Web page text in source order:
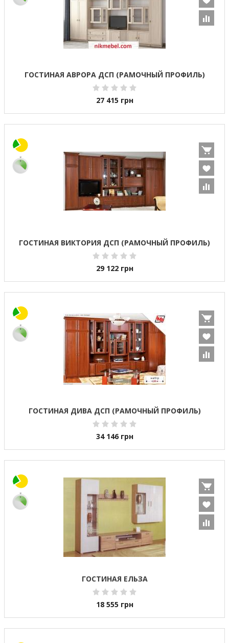
ГОСТИНАЯ АВРОРА ДСП (РАМОЧНЫЙ ПРОФИЛЬ)
27 415 грн
ГОСТИНАЯ ВИКТОРИЯ ДСП (РАМОЧНЫЙ ПРОФИЛЬ)
29 122 грн
ГОСТИНАЯ ДИВА ДСП (РАМОЧНЫЙ ПРОФИЛЬ)
34 146 грн
ГОСТИНАЯ ЕЛЬЗА
18 555 грн